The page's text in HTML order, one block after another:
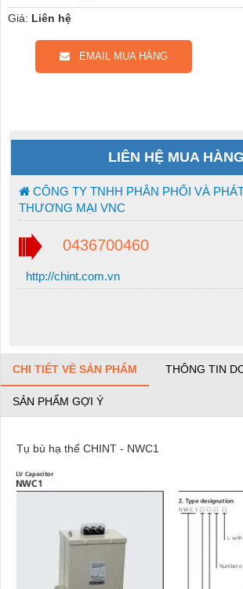
Giá: Liên hệ
EMAIL MUA HÀNG
LIÊN HỆ MUA HÀNG
CÔNG TY TNHH PHÂN PHỐI VÀ
THƯƠNG MẠI VNC
0436700460
http://chint.com.vn
CHI TIẾT VỀ SẢN PHẨM THÔNG TIN
SẢN PHẨM GỢI Ý
Tụ bù hạ thế CHINT - NWC1